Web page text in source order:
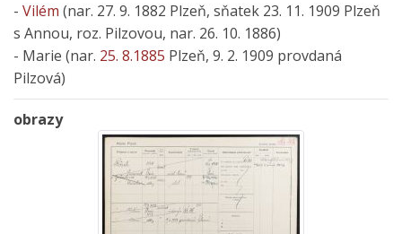
- Vilém (nar. 27. 9. 1882 Plzeň, sňatek 23. 11. 1909 Plzeň
s Annou, roz. Pilzovou, nar. 26. 10. 1886)
- Marie (nar. 25. 8.1885 Plzeň, 9. 2. 1909 provdaná
Pilzová)
obrazy